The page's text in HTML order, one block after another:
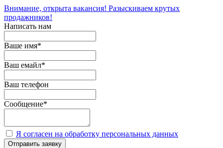
Внимание, открыта вакансия! Разыскиваем крутых
продажников!
Написать нам
Ваше имя*
Ваш емайл*
Ваш телефон
Сообщение*
Я согласен на обработку персональных данных
Отправить заявку